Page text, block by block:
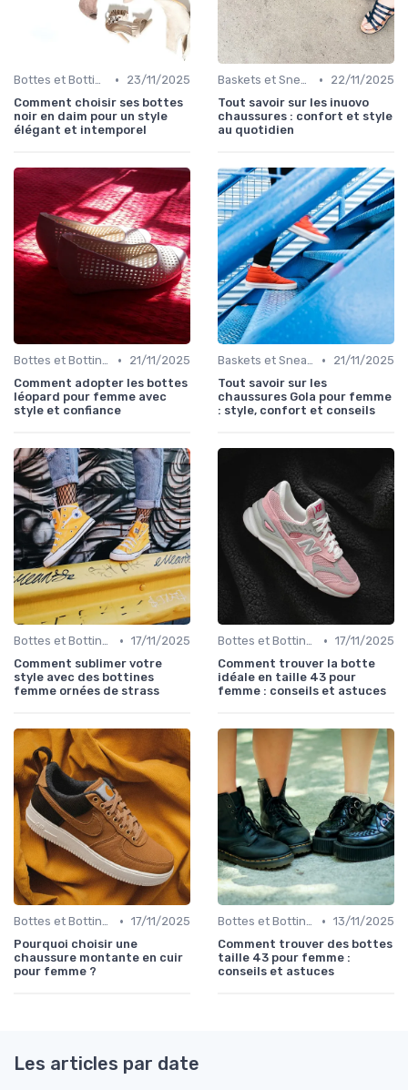
Bottes et Bottines •
23/11/2025
Comment choisir ses bottes
noir en daim pour un style
élégant et intemporel
Baskets et Sneakers •
22/11/2025
Tout savoir sur les inuovo
chaussures : confort et style
au quotidien
Bottes et Bottines •
21/11/2025
Comment adopter les bottes
léopard pour femme avec
style et confiance
Baskets et Sneakers •
21/11/2025
Tout savoir sur les
chaussures Gola pour femme
: style, confort et conseils
Bottes et Bottines • 17/11/2025
Comment sublimer votre
style avec des bottines
femme ornées de strass
Bottes et Bottines • 17/11/2025
Comment trouver la botte
idéale en taille 43 pour
femme : conseils et astuces
Bottes et Bottines • 17/11/2025
Pourquoi choisir une
chaussure montante en cuir
pour femme ?
Bottes et Bottines • 13/11/2025
Comment trouver des bottes
taille 43 pour femme :
conseils et astuces
Les articles par date